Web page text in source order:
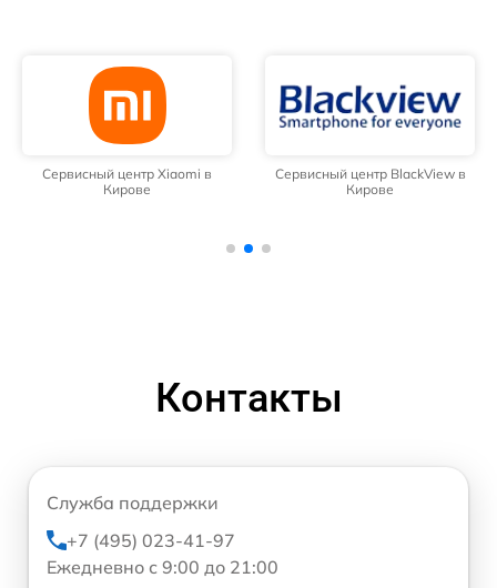
Сервисный центр Xiaomi в
Кирове
Сервисный центр BlackView в
Кирове
Контакты
Служба поддержки
+7 (495) 023-41-97
Ежедневно с 9:00 до 21:00